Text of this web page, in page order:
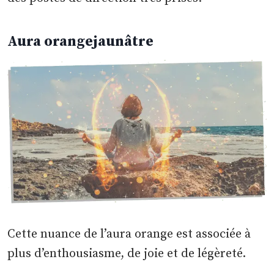
Aura orangejaunâtre
Cette nuance de l’aura orange est associée à
plus d’enthousiasme, de joie et de légèreté.